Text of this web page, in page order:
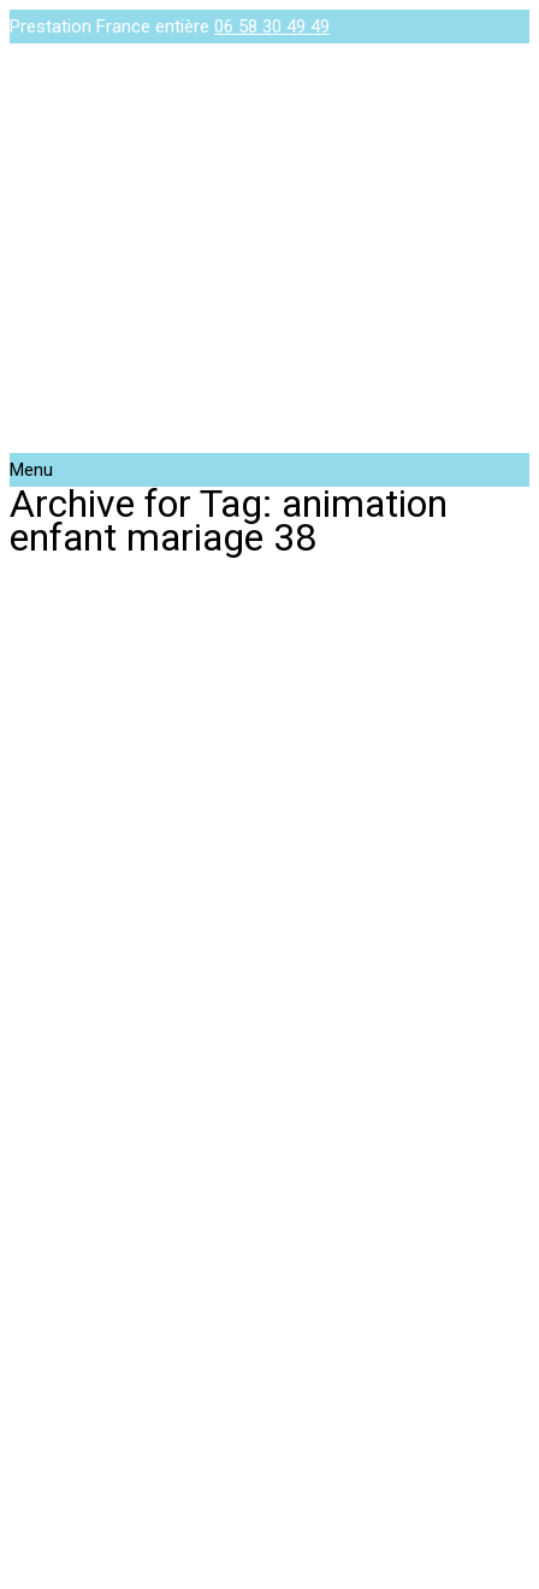
Prestation France entière 06 58 30 49 49
Menu
Archive for Tag: animation
enfant mariage 38